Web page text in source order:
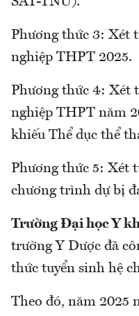
Phương thức 3: Xét
nghiệp THPT 2025.
Phương thức 4: Xét
nghiệp THPT năm
khiếu Thể dục thể
Phương thức 5: Xét
chương trình dự bị
Trường Đại học Y
trường Y Dược đã
thức tuyển sinh hệ
Theo đó, năm 2025